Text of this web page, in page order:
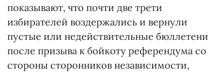
показывают, что почти две трети
избирателей воздержались и вернули
пустые или недействительные бюллетени
после призыва к бойкоту референдума со
стороны сторонников независимости,